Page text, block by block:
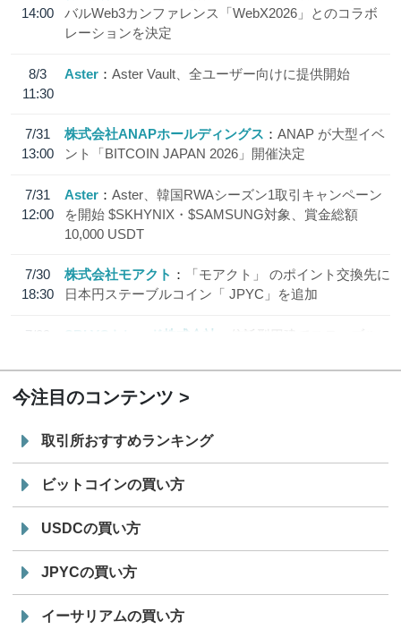
14:00
バルWeb3カンファレンス「WebX2026」とのコラボ
レーションを決定
8/3
11:30
Aster Aster Vault、全ユーザー向けに提供開始
7/31
13:00
株式会社ANAPホールディングス
ANAP が大型イベ
ント「BITCOIN JAPAN 2026」開催決定
7/31
12:00
Aster
Aster、韓国RWAシーズン1取引キャンペーン
を開始 $SKHYNIX・$SAMSUNG対象、賞金総額
10,000 USDT
7/30
18:30
株式会社モアクト
「モアクト」 のポイント交換先に
日本円ステーブルコイン「 JPYC」を追加
7/29
SBI VCトレード株式会社
信託型円建てステーブル
今注目のコンテンツ
取引所おすすめランキング
ビットコインの買い方
USDCの買い方
JPYCの買い方
イーサリアムの買い方